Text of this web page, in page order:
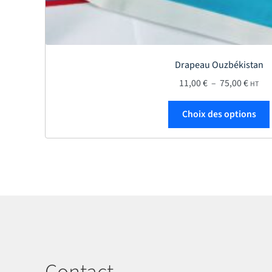
Drapeau Ouzbékistan
11,00€ – 75,00€Plage
HT
Choix des options